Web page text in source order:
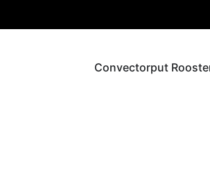
Convectorput